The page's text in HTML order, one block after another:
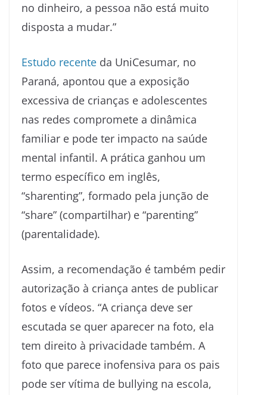
no dinheiro, a pessoa não está muito
disposta a mudar.”
Estudo recente da UniCesumar, no
Paraná, apontou que a exposição
excessiva de crianças e adolescentes
nas redes compromete a dinâmica
familiar e pode ter impacto na saúde
mental infantil. A prática ganhou um
termo específico em inglês,
“sharenting”, formado pela junção de
“share” (compartilhar) e “parenting”
(parentalidade).
Assim, a recomendação é também pedir
autorização à criança antes de publicar
fotos e vídeos. “A criança deve ser
escutada se quer aparecer na foto, ela
tem direito à privacidade também. A
foto que parece inofensiva para os pais
pode ser vítima de bullying na escola,